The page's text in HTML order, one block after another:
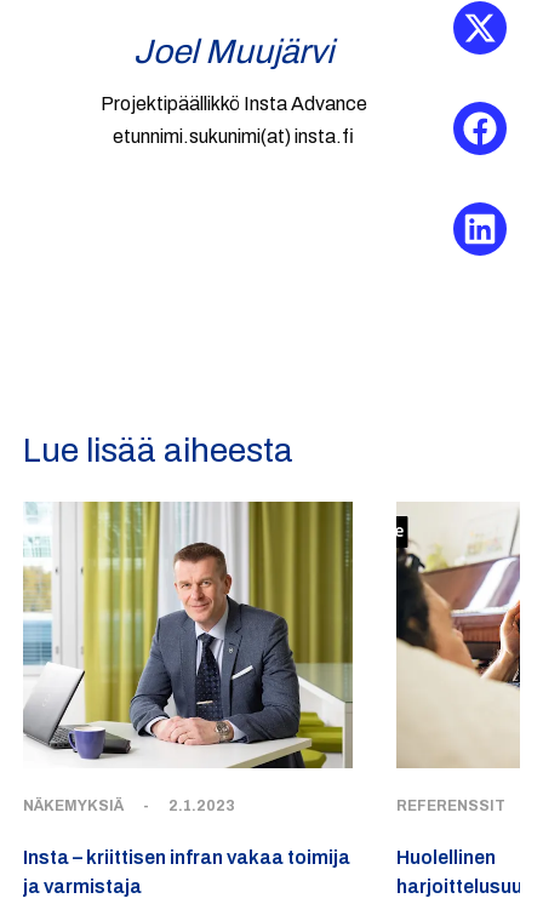
Joel Muujärvi
Projektipäällikkö Insta Advance
etunnimi.sukunimi(at) insta.fi
Lue lisää aiheesta
NÄKEMYKSIÄ - 2.1.2023
Insta – kriittisen infran vakaa toimija
ja varmistaja
REFERENSSIT
Huolellinen